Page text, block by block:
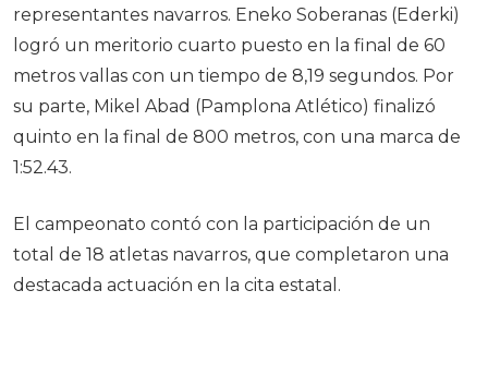
representantes navarros. Eneko Soberanas (Ederki)
logró un meritorio cuarto puesto en la final de 60
metros vallas con un tiempo de 8,19 segundos. Por
su parte, Mikel Abad (Pamplona Atlético) finalizó
quinto en la final de 800 metros, con una marca de
1:52.43.
El campeonato contó con la participación de un
total de 18 atletas navarros, que completaron una
destacada actuación en la cita estatal.